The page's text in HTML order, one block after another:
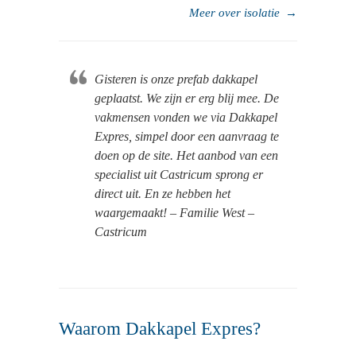
Meer over isolatie →
Gisteren is onze prefab dakkapel
geplaatst. We zijn er erg blij mee. De
vakmensen vonden we via Dakkapel
Expres, simpel door een aanvraag te
doen op de site. Het aanbod van een
specialist uit Castricum sprong er
direct uit. En ze hebben het
waargemaakt! – Familie West –
Castricum
Waarom Dakkapel Expres?